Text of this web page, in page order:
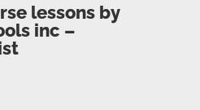
lessons by
inc –